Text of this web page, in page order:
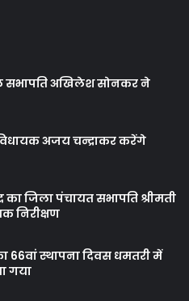
सभापति अखिलेश सोनकर ने
अजय चन्द्राकर करेंगे
का जिला पंचायत सभापति श्रीमती
निरीक्षण
66वां स्थापना दिवस धमतरी में
गया